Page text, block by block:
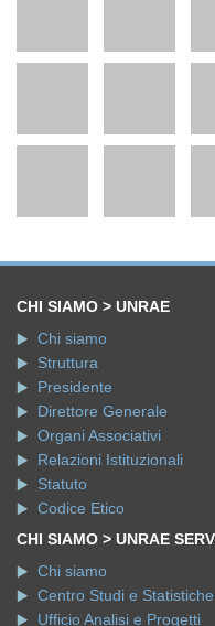
CHI SIAMO > UNRAE
Chi siamo
Struttura
Presidente
Direttore Generale
Organi Associativi
Relazioni Istituzionali
Statuto
Codice Etico
CHI SIAMO > UNRAE
Chi siamo
Centro Studi e Statistiche
Ufficio Analisi e Progetti